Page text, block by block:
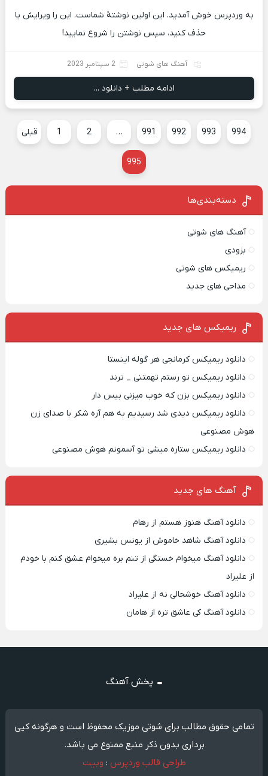
به وردپرس خوش آمدید. این اولین نوشتهٔ شماست. این را ویرایش یا
حذف کنید، سپس نوشتن را شروع نمایید!
آهنگ های شوتی 2 سپتامبر 2023
ادامه مطلب + دانلود ...
قبلی 1 2 … 991 992 993 994
995
دسته‌بندی‌ها
آهنگ های شوتی
بزودی
ریمیکس های شوتی
مداحی های جدید
ریمیکس‌ های جدید
دانلود ریمیکس کرمانجی هر گوله اینستا
دانلود ریمیکس تو رستم تهمتنی _ ترند
دانلود ریمیکس بزن که خوب میزنی بیس دار
دانلود ریمیکس دیدی شد رسیدیم به هم آره شکر با صدای زن
هوش مصنوعی
دانلود ریمیکس ستاره میشی تو آسمونم هوش مصنوعی
آهنگ های جدید
دانلود آهنگ هنوز هستم از رهام
دانلود آهنگ شاهد خاموش از یونس بشیری
دانلود آهنگ میخوام خستگی از تنم بره میخوام عشق کنم با خودم
از علیراد
دانلود آهنگ خوشحالی نه از علیراد
دانلود آهنگ کی عاشق تره از هامان
پخش آهنگ
تمامی حقوق مطالب برای شوتی موزیک محفوظ است و هرگونه کپی
برداری بدون ذکر منبع ممنوع می باشد.
طراحی قالب وردپرس : وبیت